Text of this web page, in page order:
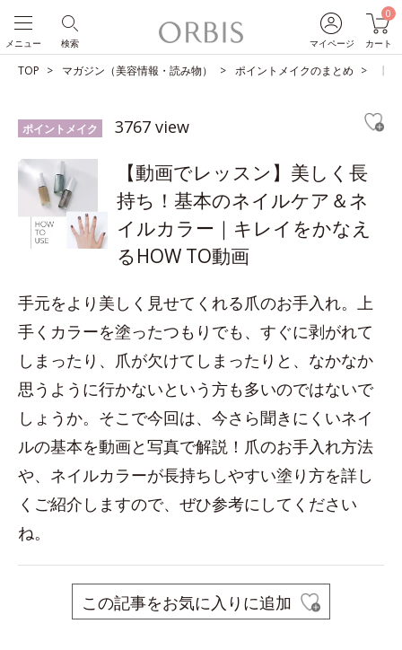
マイページ
0
カート
検索
メニュー
TOP マガジン（美容情報・読み物） ポイントメイクのまとめ 【
ポイントメイク 3767 view
【動画でレッスン】美しく長
持ち！基本のネイルケア＆ネ
イルカラー｜キレイをかなえ
るHOW TO動画
手元をより美しく見せてくれる爪のお手入れ。上
手くカラーを塗ったつもりでも、すぐに剥がれて
しまったり、爪が欠けてしまったりと、なかなか
思うように行かないという方も多いのではないで
しょうか。そこで今回は、今さら聞きにくいネイ
ルの基本を動画と写真で解説！爪のお手入れ方法
や、ネイルカラーが長持ちしやすい塗り方を詳し
くご紹介しますので、ぜひ参考にしてください
ね。
この記事をお気に入りに追加